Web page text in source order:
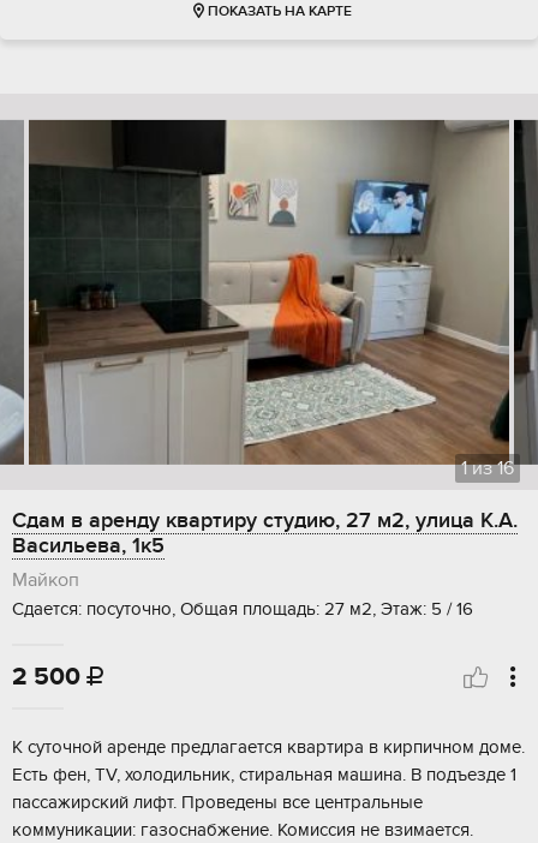
ПОКАЗАТЬ НА КАРТЕ
1из16
Сдам в аренду квартиру студию, 27 м2, улица К.А.
Васильева, 1к5
Майкоп
Сдается: посуточно, Общая площадь: 27 м2, Этаж: 5 / 16
2 500 
К суточной аренде предлагается квартира в кирпичном доме.
Есть фен, TV, холодильник, стиральная машина. В подъезде 1
пассажирский лифт. Проведены все центральные
коммуникации: газоснабжение. Комиссия не взимается.